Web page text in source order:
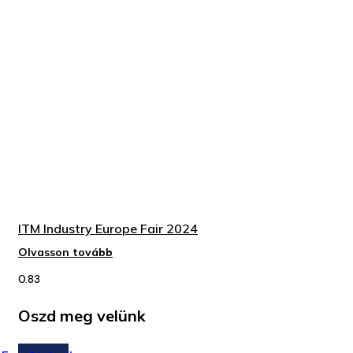
ITM Industry Europe Fair 2024
Olvasson tovább
Oszd meg velünk